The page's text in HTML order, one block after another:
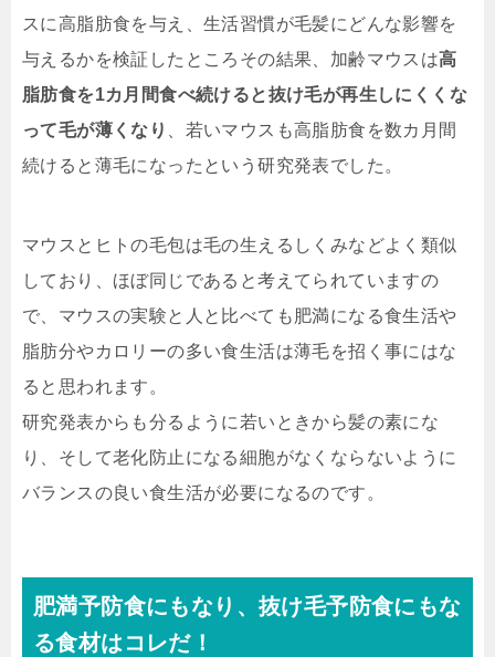
スに高脂肪食を与え、生活習慣が毛髪にどんな影響を
与えるかを検証したところその結果、加齢マウスは高
脂肪食を1カ月間食べ続けると抜け毛が再生しにくくな
って毛が薄くなり
、若いマウスも高脂肪食を数カ月間
続けると薄毛になったという研究発表でした。
マウスとヒトの毛包は毛の生えるしくみなどよく類似
しており、ほぼ同じであると考えてられていますの
で、マウスの実験と人と比べても肥満になる食生活や
脂肪分やカロリーの多い食生活は薄毛を招く事にはな
ると思われます。
研究発表からも分るように若いときから髪の素にな
り、そして老化防止になる細胞がなくならないように
バランスの良い食生活が必要になるのです。
肥満予防食にもなり、抜け毛予防食にもな
る食材はコレだ！